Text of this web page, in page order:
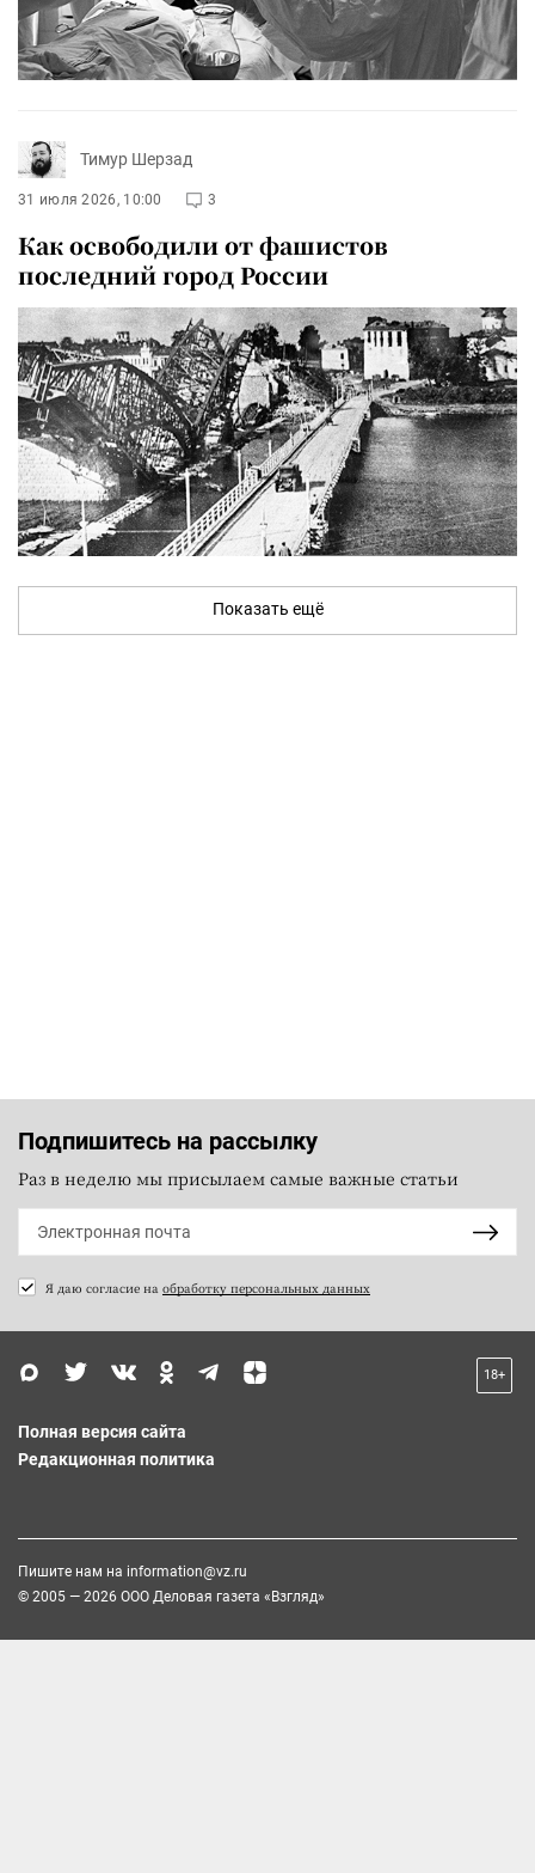
Тимур Шерзад
31 июля 2026, 10:00 3
Как освободили от фашистов
последний город России
Показать ещё
Подпишитесь на рассылку
Раз в неделю мы присылаем самые важные статьи
Я даю согласие на обработку персональных данных
18+
Полная версия сайта
Редакционная политика
Пишите нам на information@vz.ru
© 2005 — 2026 ООО Деловая газета «Взгляд»